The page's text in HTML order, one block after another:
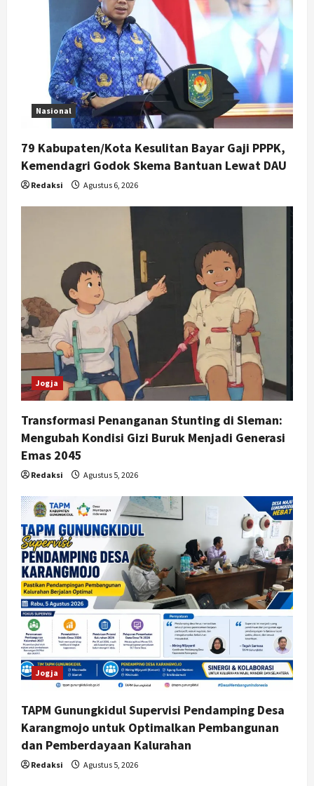
Nasional
79 Kabupaten/Kota Kesulitan Bayar Gaji PPPK,
Kemendagri Godok Skema Bantuan Lewat DAU
Redaksi Agustus 6, 2026
Jogja
Transformasi Penanganan Stunting di Sleman:
Mengubah Kondisi Gizi Buruk Menjadi Generasi
Emas 2045
Redaksi Agustus 5, 2026
Jogja
TAPM Gunungkidul Supervisi Pendamping Desa
Karangmojo untuk Optimalkan Pembangunan
dan Pemberdayaan Kalurahan
Redaksi Agustus 5, 2026